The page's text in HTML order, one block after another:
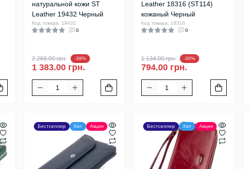
натуральной кожи ST
Leather 19432 Черный
Код товара: 19432
0
2 268.00 грн. -39%
1 383.00 грн.
Leather 18316 (ST114)
кожаный Черный
Код товара: 18316
0
1 134.00 грн. -30%
794.00 грн.
Бестселлер Хит Акция Бестселлер Хит Акция